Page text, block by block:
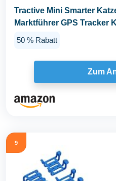
Tractive Mini Smarter
Marktführer GPS Tracker
50 % Rabatt
Zum
9